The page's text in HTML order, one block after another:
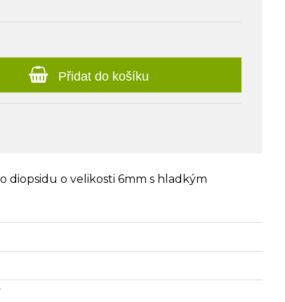
Přidat do košíku
diopsidu o velikosti 6mm s hladkým